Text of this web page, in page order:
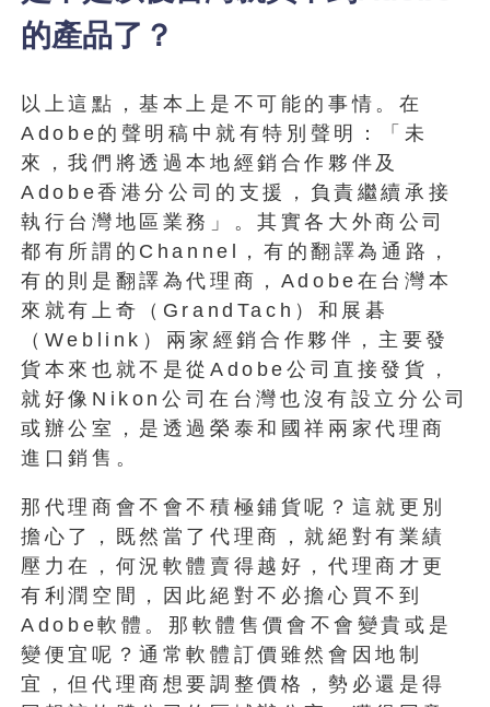
的產品了？
以上這點，基本上是不可能的事情。在
Adobe的聲明稿中就有特別聲明：「未
來，我們將透過本地經銷合作夥伴及
Adobe香港分公司的支援，負責繼續承接
執行台灣地區業務」。其實各大外商公司
都有所謂的Channel，有的翻譯為通路，
有的則是翻譯為代理商，Adobe在台灣本
來就有上奇（GrandTach）和展碁
（Weblink）兩家經銷合作夥伴，主要發
貨本來也就不是從Adobe公司直接發貨，
就好像Nikon公司在台灣也沒有設立分公司
或辦公室，是透過榮泰和國祥兩家代理商
進口銷售。
那代理商會不會不積極鋪貨呢？這就更別
擔心了，既然當了代理商，就絕對有業績
壓力在，何況軟體賣得越好，代理商才更
有利潤空間，因此絕對不必擔心買不到
Adobe軟體。那軟體售價會不會變貴或是
變便宜呢？通常軟體訂價雖然會因地制
宜，但代理商想要調整價格，勢必還是得